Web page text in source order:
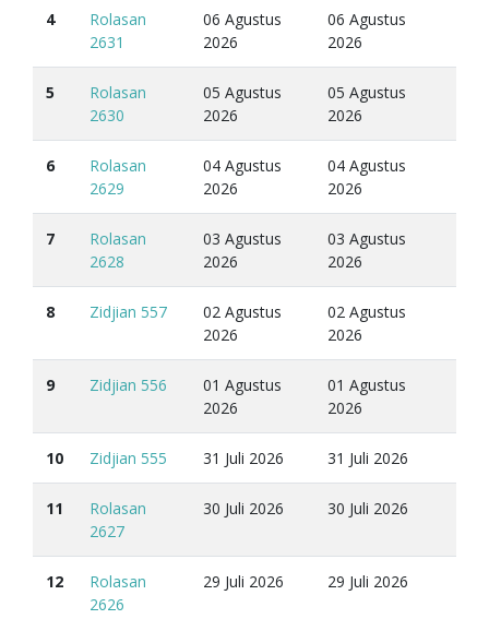
4
Rolasan
2631
06 Agustus
2026
06 Agustus
2026
5
Rolasan
2630
05 Agustus
2026
05 Agustus
2026
6
Rolasan
2629
04 Agustus
2026
04 Agustus
2026
7
Rolasan
2628
03 Agustus
2026
03 Agustus
2026
8 Zidjian 557
02 Agustus
2026
02 Agustus
2026
9 Zidjian 556
01 Agustus
2026
01 Agustus
2026
10 Zidjian 555 31 Juli 2026 31 Juli 2026
11
Rolasan
2627
30 Juli 2026 30 Juli 2026
12
Rolasan
2626
29 Juli 2026 29 Juli 2026